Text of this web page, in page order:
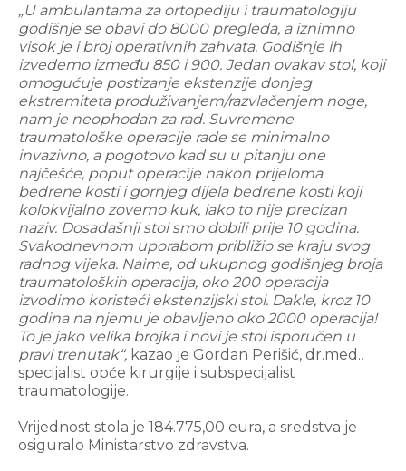
„U ambulantama za ortopediju i traumatologiju
godišnje se obavi do 8000 pregleda, a iznimno
visok je i broj operativnih zahvata. Godišnje ih
izvedemo između 850 i 900. Jedan ovakav stol, koji
omogućuje postizanje ekstenzije donjeg
ekstremiteta produživanjem/razvlačenjem noge,
nam je neophodan za rad. Suvremene
traumatološke operacije rade se minimalno
invazivno, a pogotovo kad su u pitanju one
najčešće, poput operacije nakon prijeloma
bedrene kosti i gornjeg dijela bedrene kosti koji
kolokvijalno zovemo kuk, iako to nije precizan
naziv. Dosadašnji stol smo dobili prije 10 godina.
Svakodnevnom uporabom približio se kraju svog
radnog vijeka. Naime, od ukupnog godišnjeg broja
traumatoloških operacija, oko 200 operacija
izvodimo koristeći ekstenzijski stol. Dakle, kroz 10
godina na njemu je obavljeno oko 2000 operacija!
To je jako velika brojka i novi je stol isporučen u
pravi trenutak“, kazao je Gordan Perišić, dr.med.,
specijalist opće kirurgije i subspecijalist
traumatologije.
Vrijednost stola je 184.775,00 eura, a sredstva je
osiguralo Ministarstvo zdravstva.